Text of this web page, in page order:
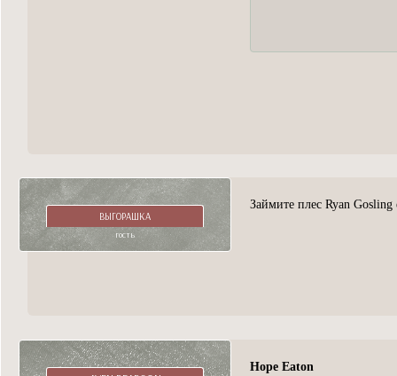
ВЫГОРАШКА
гость
Займите плес Ryan
Hope Eaton